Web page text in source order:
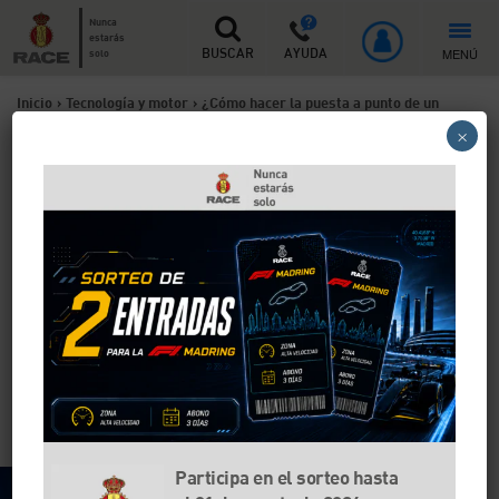
Nunca
estarás
solo
BUSCAR AYUDA MENÚ
Inicio > Tecnología y motor > ¿Cómo hacer la puesta a punto de un
¿Cómo hacer la puesta a
punto de un coche?
¿Cuál fue la última vez que llevaste el coche al
taller?, ¿está bien mantenido?, ¿tienen los
neumáticos la presión correcta? Si no sabes
responder a alguna de estas preguntas es que es
hora de hacer una puesta a punto a tu coche. En el
RACE te explicamos cómo hacerlo.
Participa en el sorteo hasta
×